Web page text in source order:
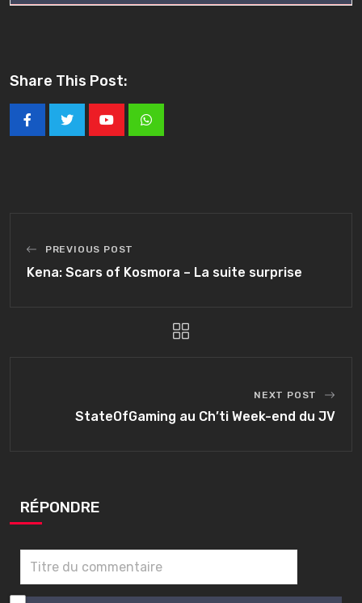
Share This Post:
YoutubeWhatsapp
PREVIOUS POST
Kena: Scars of Kosmora – La suite surprise
NEXT POST
StateOfGaming au Ch’ti Week-end du JV
RÉPONDRE